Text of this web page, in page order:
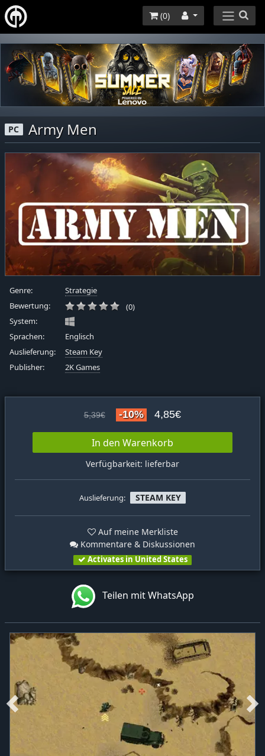
(0)
PC Army Men
Genre:
Strategie
Bewertung:
(0)
System:
Sprachen:
Englisch
Auslieferung:
Steam Key
Publisher:
2K Games
5,39€ -10% 4,85€
In den Warenkorb
Verfügbarkeit: lieferbar
Auslieferung: STEAM KEY
Auf meine Merkliste
Kommentare & Diskussionen
Activates in United States
Teilen mit WhatsApp